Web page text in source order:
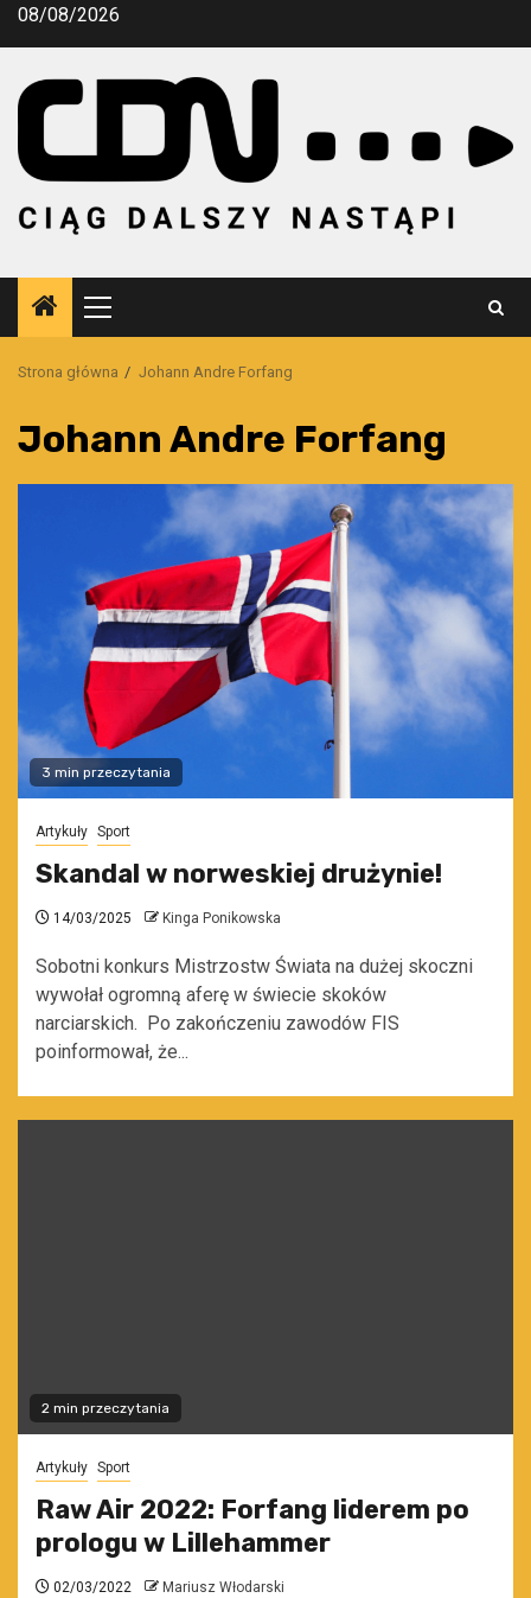
Przejdź
08/08/2026
Menu
główne
Strona główna Johann Andre Forfang
Johann Andre Forfang
3 min przeczytania
Artykuły Sport
Skandal w norweskiej drużynie!
14/03/2025 Kinga Ponikowska
Sobotni konkurs Mistrzostw Świata na dużej skoczni
wywołał ogromną aferę w świecie skoków
narciarskich. Po zakończeniu zawodów FIS
poinformował, że...
2 min przeczytania
Artykuły Sport
Raw Air 2022: Forfang liderem po
prologu w Lillehammer
02/03/2022 Mariusz Włodarski